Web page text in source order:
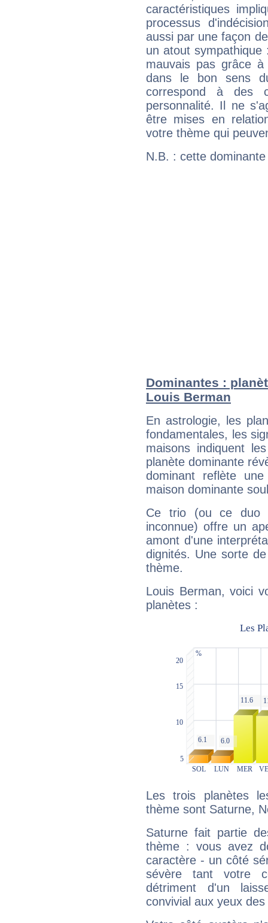
caractéristiques
processus
aussi par une façon
un atout
mauvais pas grâce
dans le bon sens
correspond à des
personnalité. Il ne
être mises en
votre thème qui
N.B. : cette
Dominantes :
Louis Berman
En astrologie, les
fondamentales, les
maisons indiquent
planète dominante
dominant reflète
maison dominante
Ce trio (ou ce duo
inconnue) offre un
amont d'une
dignités. Une sorte
thème.
Louis Berman, voici
planètes :
Les trois planètes
thème sont Saturne,
Saturne fait partie
thème : vous avez
caractère - un côté
sévère tant votre
détriment d'un
convivial aux yeux